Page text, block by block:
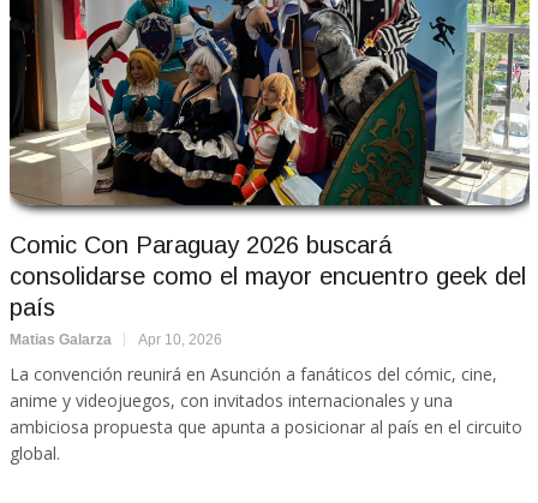
Comic Con Paraguay 2026 buscará
consolidarse como el mayor encuentro geek del
país
Matias Galarza Apr 10, 2026
La convención reunirá en Asunción a fanáticos del cómic, cine,
anime y videojuegos, con invitados internacionales y una
ambiciosa propuesta que apunta a posicionar al país en el circuito
global.